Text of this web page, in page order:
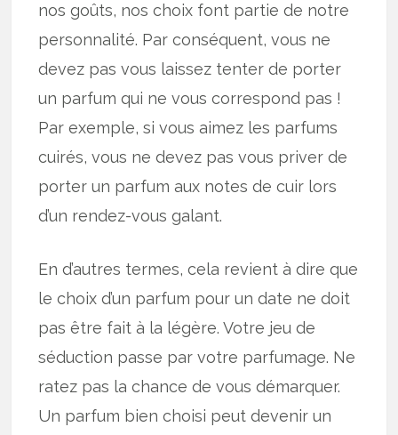
nos goûts, nos choix font partie de notre
personnalité. Par conséquent, vous ne
devez pas vous laissez tenter de porter
un parfum qui ne vous correspond pas !
Par exemple, si vous aimez les parfums
cuirés, vous ne devez pas vous priver de
porter un parfum aux notes de cuir lors
d’un rendez-vous galant.
En d’autres termes, cela revient à dire que
le choix d’un parfum pour un date ne doit
pas être fait à la légère. Votre jeu de
séduction passe par votre parfumage. Ne
ratez pas la chance de vous démarquer.
Un parfum bien choisi peut devenir un